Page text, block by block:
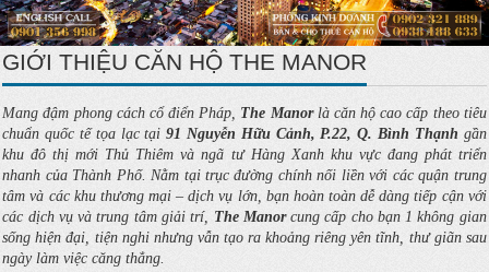
GIỚI THIỆU CĂN HỘ THE MANOR
Mang đậm phong cách cổ điển Pháp, The Manorlà căn hộ cao cấp theo tiêu
chuẩn quốc tế tọa lạc tại91 Nguyễn Hữu Cảnh, P.22, Q. Bình Thạnh gần
khu đô thị mới Thủ Thiêm và ngã tư Hàng Xanh khu vực đang phát triển
nhanh của Thành Phố. Nằm tại trục đường chính nối liền với các quận trung
tâm và các khu thương mại – dịch vụ lớn, bạn hoàn toàn dễ dàng tiếp cận với
các dịch vụ và trung tâm giải trí, The Manorcung cấp cho bạn 1 không gian
sống hiện đại, tiện nghi nhưng vẫn tạo ra khoảng riêng yên tĩnh, thư giãn sau
ngày làm việc căng thẳng.